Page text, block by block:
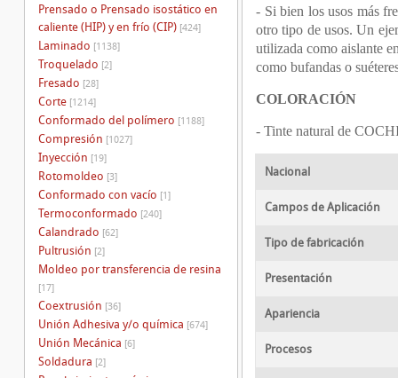
- Si bien los usos más
otro tipo de usos. Un
utilizada como aislante
como bufandas o
COLORACIÓN
- Tinte natural de
Nacional
Campos de Aplicación
Tipo de fabricación
Presentación
Apariencia
Procesos
Prensado o Prensado isostático en
caliente (HIP) y en frío (CIP) [424]
Laminado [1138]
Troquelado [2]
Fresado [28]
Corte [1214]
Conformado del polímero [1188]
Compresión [1027]
Inyección [19]
Rotomoldeo [3]
Conformado con vacío [1]
Termoconformado [240]
Calandrado [62]
Pultrusión [2]
Moldeo por transferencia de resina
[17]
Coextrusión [36]
Unión Adhesiva y/o química [674]
Unión Mecánica [6]
Soldadura [2]